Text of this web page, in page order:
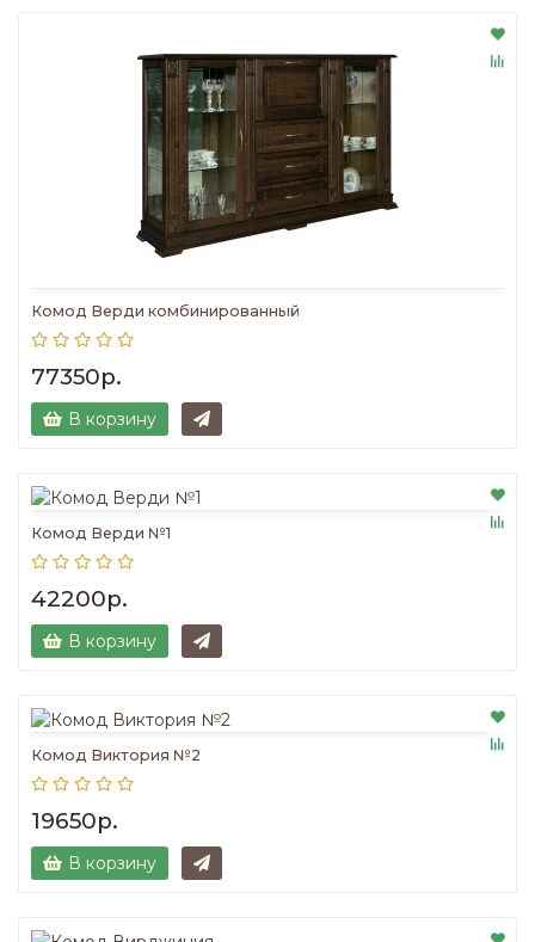
Комод Верди комбинированный
77350р.
В корзину
Комод Верди №1
42200р.
В корзину
Комод Виктория №2
19650р.
В корзину